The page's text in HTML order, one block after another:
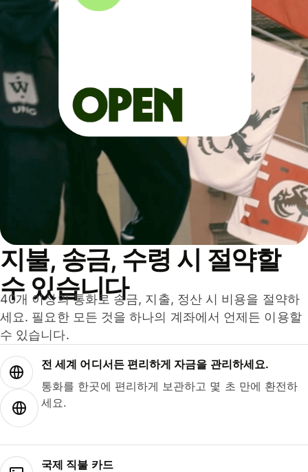
지불, 송금, 수령 시 절약할
수 있습니다
40개 이상의 통화로 송금, 지출, 정산 시 비용을 절약하
세요. 필요한 모든 것을 하나의 계좌에서 언제든 이용할
수 있습니다.
전 세계 어디서든 편리하게 자금을 관리하세요.
통화를 한곳에 편리하게 보관하고 몇 초 만에 환전하
세요.
국제 직불 카드